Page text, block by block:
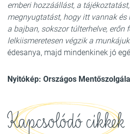
emberi hozzáállást, a
megnyugtatást, hogy itt vannak és
a bajban, sokszor túlterhelve, erőn
lelkiismeretesen végzik a
édesanya, majd mindenkinek jó
Nyitókép: Országos
Kapcsolódó cikkek